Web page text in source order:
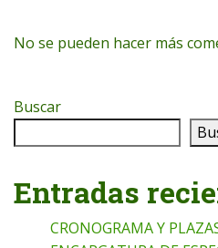
No se pueden hacer más
Buscar
Entradas
CRONOGRAMA Y